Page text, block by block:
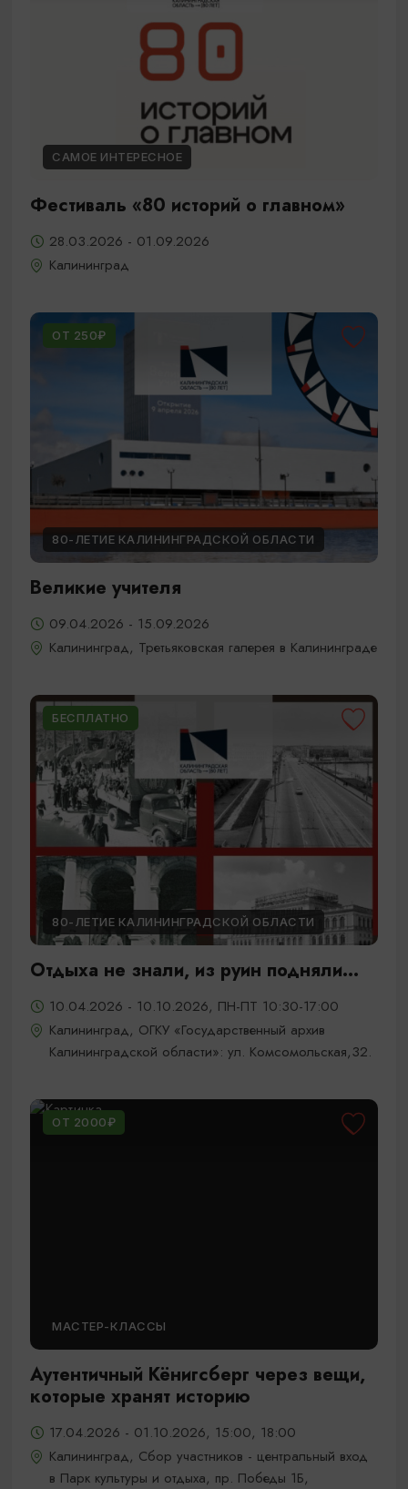
САМОЕ ИНТЕРЕСНОЕ
Фестиваль «80 историй о главном»
28.03.2026 - 01.09.2026
Калининград
ОТ 250₽
80-ЛЕТИЕ КАЛИНИНГРАДСКОЙ ОБЛАСТИ
Великие учителя
09.04.2026 - 15.09.2026
Калининград, Третьяковская галерея в Калининграде
БЕСПЛАТНО
80-ЛЕТИЕ КАЛИНИНГРАДСКОЙ ОБЛАСТИ
Отдыха не знали, из руин подняли...
10.04.2026 - 10.10.2026, ПН-ПТ 10:30-17:00
Калининград, ОГКУ «Государственный архив
Калининградской области»: ул. Комсомольская,32.
ОТ 2000₽
МАСТЕР-КЛАССЫ
Аутентичный Кёнигсберг через вещи,
которые хранят историю
17.04.2026 - 01.10.2026, 15:00, 18:00
Калининград, Сбор участников - центральный вход
в Парк культуры и отдыха, пр. Победы 1Б,